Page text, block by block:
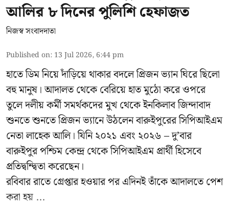
আলির ৮ দিনের পুলিশি হেফাজত
নিজস্ব সংবাদদাতা
Published on: 13 Jul 2026, 6:44 pm
হাতে ডিম নিয়ে দাঁড়িয়ে থাকার বদলে প্রিজন ভ্যান ঘিরে ছিলো
বহু মানুষ। আদালত থেকে বেরিয়ে হাত মুঠো করে ওপরে
তুলে দলীয় কর্মী সমর্থকদের মুখ থেকে ইনকিলাব জিন্দাবাদ
শুনতে শুনতে প্রিজন ভ্যানে উঠলেন বারুইপুরের সিপিআইএম
নেতা লাহেক আলি। যিনি ২০২১ এবং ২০২৬ – দু’বার
বারুইপুর পশ্চিম কেন্দ্র থেকে সিপিআইএম প্রার্থী হিসেবে
প্রতিদ্বন্দ্বিতা করেছেন।
রবিবার রাতে গ্রেপ্তার হওয়ার পর এদিনই তাঁকে আদালতে পেশ
করা হয় ...